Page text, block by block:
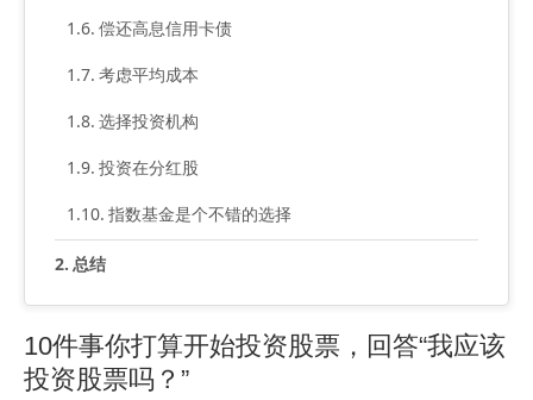
偿还高息信用卡债
考虑平均成本
选择投资机构
投资在分红股
指数基金是个不错的选择
总结
10件事你打算开始投资股票，回答“我应该
投资股票吗？”